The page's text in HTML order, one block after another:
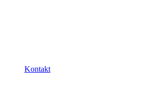
Kontakt